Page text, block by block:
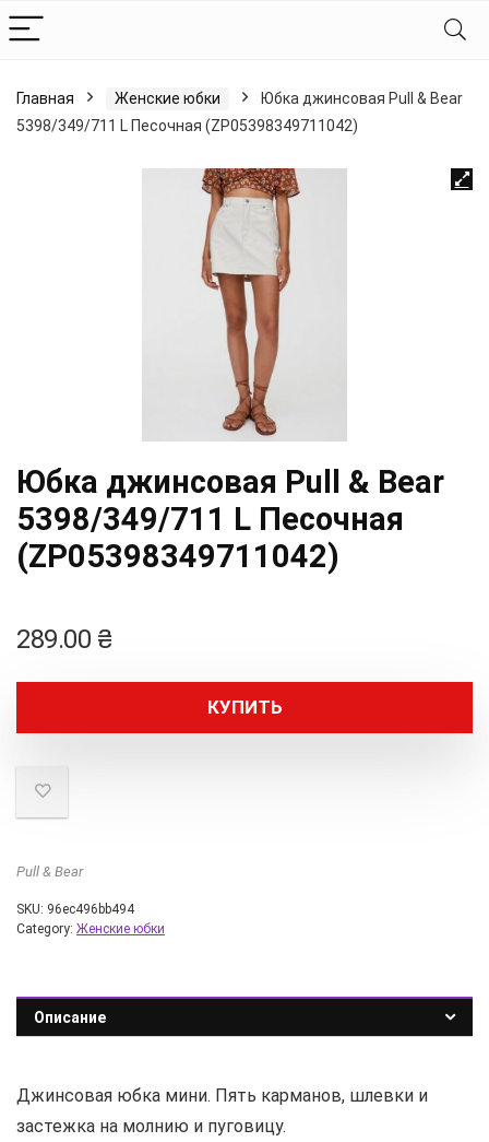
Главная Женские юбки
Юбка джинсовая Pull & Bear
5398/349/711 L Песочная (ZP05398349711042)
Юбка джинсовая Pull & Bear
5398/349/711 L Песочная
(ZP05398349711042)
289.00 ₴
КУПИТЬ
Pull & Bear
SKU: 96ec496bb494
Category: Женские юбки
Описание
Джинсовая юбка мини. Пять карманов, шлевки и
застежка на молнию и пуговицу.